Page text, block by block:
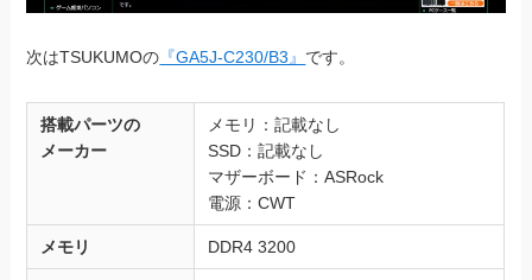
次はTSUKUMOの 『GA5J-C230/B3』 です。
搭載パーツの
メーカー
メモリ：記載なし
SSD：記載なし
マザーボード：ASRock
電源：CWT
メモリ DDR4 3200